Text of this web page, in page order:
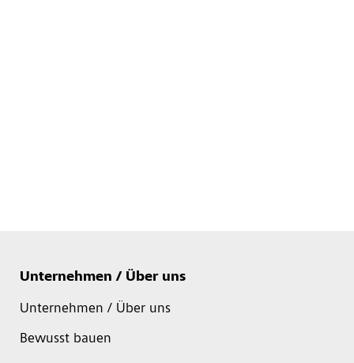
Unternehmen / Über uns
Unternehmen / Über uns
Bewusst bauen